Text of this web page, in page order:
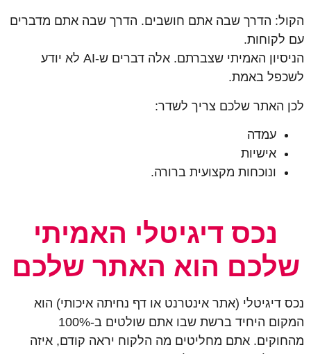
הקול: הדרך שבה אתם חושבים. הדרך שבה אתם מדברים
עם לקוחות.
הניסיון האמיתי שצברתם. אלה דברים ש-AI לא יודע
לשכפל באמת.
לכן האתר שלכם צריך לשדר:
עמדה
אישיות
ונוכחות מקצועית ברורה.
נכס דיגיטלי האמיתי
שלכם הוא האתר שלכם
נכס דיגיטלי (אתר אינטרנט או דף נחיתה איכותי) הוא
המקום היחיד ברשת שבו אתם שולטים ב-100%
מהחוקים. אתם מחליטים מה הלקוח יראה קודם, איזה